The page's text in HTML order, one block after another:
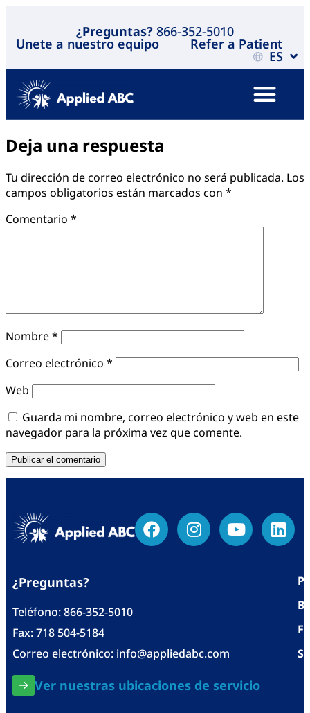
¿Preguntas? 866-352-5010
Unete a nuestro equipo Refer a Patient
ES
Deja una respuesta
Tu dirección de correo electrónico no será publicada. Los
campos obligatorios están marcados con *
Comentario *
Nombre*
Correo electrónico *
Web
Guarda mi nombre, correo electrónico y web en este
navegador para la próxima vez que comente.
¿Preguntas?
Teléfono:866-352-5010
Fax: 718 504-5184
Correo electrónico: info@appliedabc.com
Ver nuestras ubicaciones de servicio